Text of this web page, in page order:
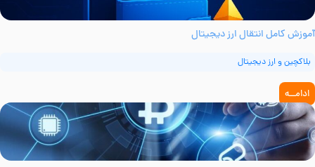
کامل انتقال ارز دیجیتال
بلاکچین و ارز دیجیتال
ادامــه